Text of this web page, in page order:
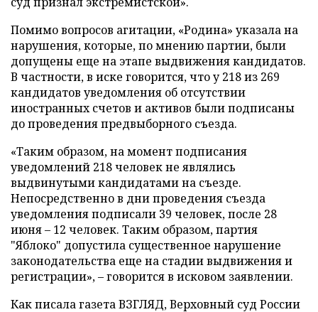
Помимо вопросов агитации, «Родина» указала на
нарушения, которые, по мнению партии, были
допущены еще на этапе выдвижения кандидатов.
В частности, в иске говорится, что у 218 из 269
кандидатов уведомления об отсутствии
иностранных счетов и активов были подписаны
до проведения предвыборного съезда.
«Таким образом, на момент подписания
уведомлений 218 человек не являлись
выдвинутыми кандидатами на съезде.
Непосредственно в дни проведения съезда
уведомления подписали 39 человек, после 28
июня – 12 человек. Таким образом, партия
"Яблоко" допустила существенное нарушение
законодательства еще на стадии выдвижения и
регистрации», – говорится в исковом заявлении.
Как писала газета ВЗГЛЯД, Верховный суд России